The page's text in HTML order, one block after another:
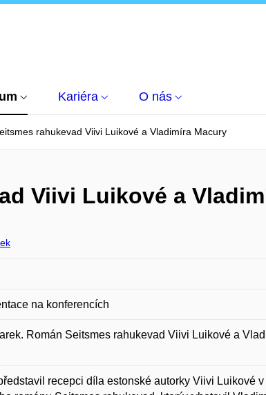
Kariéra O nás
rahukevad Viivi Luikové a Vladimíra Macury
Viivi Luikové a
na konferencích
Román Seitsmes rahukevad Viivi Luikové a
recepci díla estonské autorky Viivi Luikové